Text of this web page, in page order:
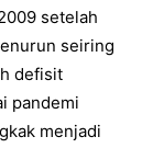
setelah
seiring
defisit
pandemi
menjadi